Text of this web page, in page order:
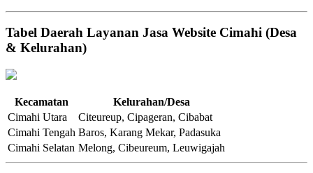
Tabel Daerah Layanan Jasa Website Cimahi (Desa
& Kelurahan)
Kecamatan
Kelurahan/Desa
Cimahi Utara
Citeureup, Cipageran, Cibabat
Cimahi Tengah Baros, Karang Mekar, Padasuka
Cimahi Selatan Melong, Cibeureum, Leuwigajah